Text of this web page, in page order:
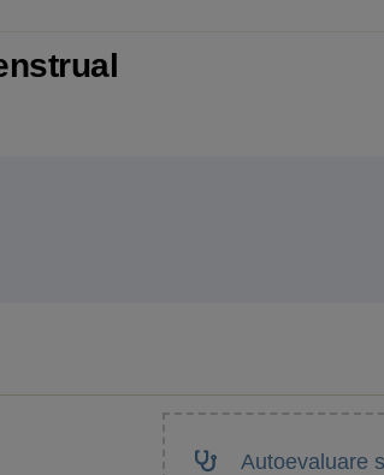
Autoevaluare